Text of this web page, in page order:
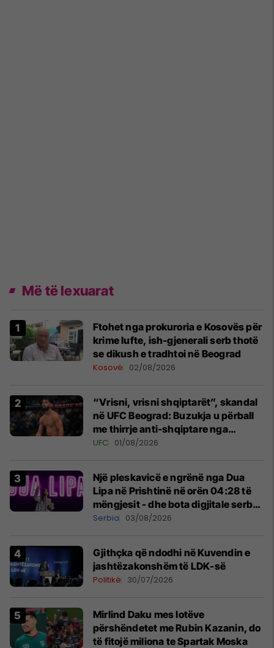
Më të lexuarat
Ftohet nga prokuroria e Kosovës për
krime lufte, ish-gjenerali serb thotë
se dikush e tradhtoi në Beograd
Kosovë 02/08/2026
“Vrisni, vrisni shqiptarët”, skandal
në UFC Beograd: Buzukja u përball
me thirrje anti-shqiptare nga
tribunat
UFC 01/08/2026
Një pleskavicë e ngrënë nga Dua
Lipa në Prishtinë në orën 04:28 të
mëngjesit - dhe bota digjitale serbe
shpall gjendjen e luftës
Serbia 03/08/2026
Gjithçka që ndodhi në Kuvendin e
jashtëzakonshëm të LDK-së
Politikë 30/07/2026
Mirlind Daku mes lotëve
përshëndetet me Rubin Kazanin, do
të fitojë miliona te Spartak Moska